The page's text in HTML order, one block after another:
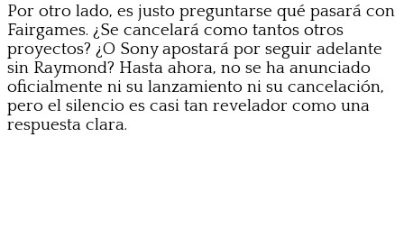
Por otro lado, es justo preguntarse qué pasará con
Fairgames. ¿Se cancelará como tantos otros
proyectos? ¿O Sony apostará por seguir adelante
sin Raymond? Hasta ahora, no se ha anunciado
oficialmente ni su lanzamiento ni su cancelación,
pero el silencio es casi tan revelador como una
respuesta clara.